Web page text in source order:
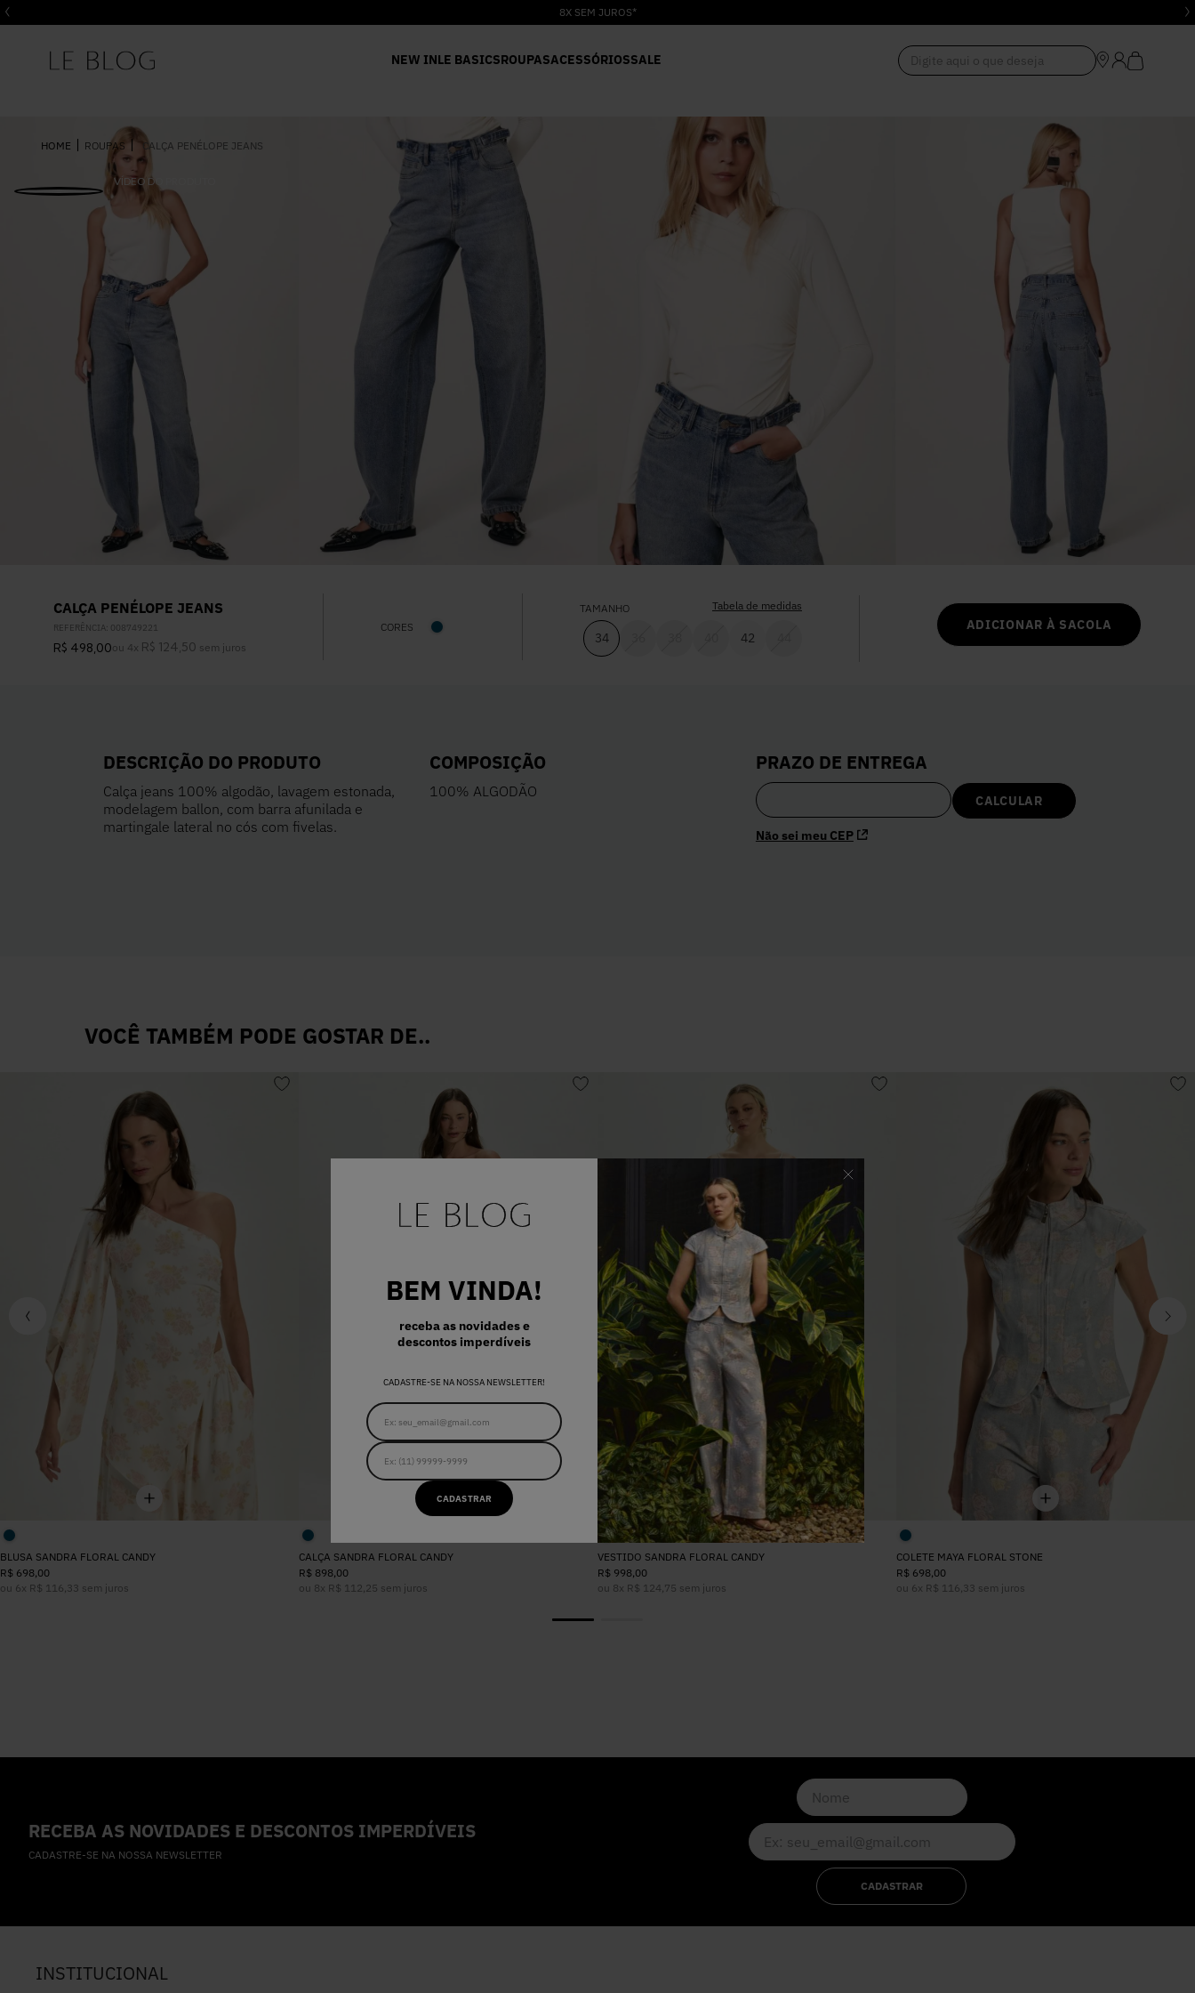
BEM VINDA!
receba as novidades e
descontos imperdíveis
CADASTRE-SE NA NOSSA NEWSLETTER!
CADASTRAR
8X SEM JUROS*
NEW INLE BASICSROUPASACESSÓRIOSSALE Digite aqui o que deseja
ROUPAS CALÇA PENÉLOPE JEANS
CALÇA PENÉLOPE JEANS
REFERÊNCIA: 008749221
R$ 498,00ou 4x R$ 124 50 sem juros
CORES
TAMANHO
34 42
Tabela de medidas
ADICIONAR À SACOLA
DESCRIÇÃO DO PRODUTO
Calça jeans 100% algodão, lavagem estonada,
modelagem ballon, com barra afunilada e
martingale lateral no cós com fivelas.
COMPOSIÇÃO
100% ALGODÃO
PRAZO DE ENTREGA
Não sei meu CEP
VOCÊ TAMBÉM PODE GOSTAR DE..
BLUSA SANDRA FLORAL CANDY
R$ 698,00
ou 6x R$ 116 33 sem juros
CALÇA SANDRA FLORAL CANDY
R$ 898,00
ou 8x R$ 112 25 sem juros
VESTIDO SANDRA FLORAL CANDY
R$ 998,00
ou 8x R$ 124 75 sem juros
COLETE MAYA FLORAL STONE
R$ 698,00
ou 6x R$ 116 33 sem juros
RECEBA AS NOVIDADES E DESCONTOS IMPERDÍVEIS
CADASTRE-SE NA NOSSA NEWSLETTER
CADASTRAR
INSTITUCIONAL
Vestido Branco